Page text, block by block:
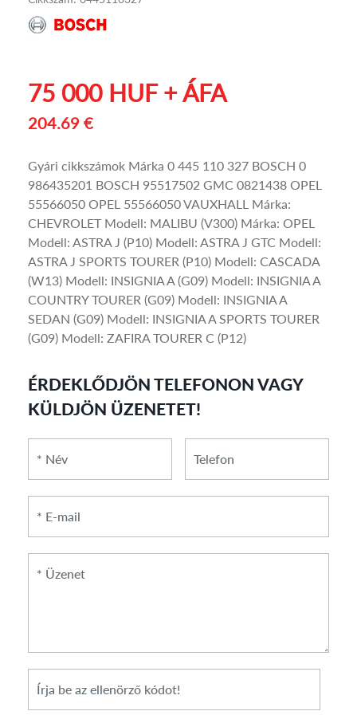
75 000 HUF + ÁFA
204.69 €
Gyári cikkszámok Márka 0 445 110 327 BOSCH 0
986435201 BOSCH 95517502 GMC 0821438 OPEL
55566050 OPEL 55566050 VAUXHALL Márka:
CHEVROLET Modell: MALIBU (V300) Márka: OPEL
Modell: ASTRA J (P10) Modell: ASTRA J GTC Modell:
ASTRA J SPORTS TOURER (P10) Modell: CASCADA
(W13) Modell: INSIGNIA A (G09) Modell: INSIGNIA A
COUNTRY TOURER (G09) Modell: INSIGNIA A
SEDAN (G09) Modell: INSIGNIA A SPORTS TOURER
(G09) Modell: ZAFIRA TOURER C (P12)
ÉRDEKLŐDJÖN TELEFONON VAGY
KÜLDJÖN ÜZENETET!
Név
Üzenet
Cikkszám